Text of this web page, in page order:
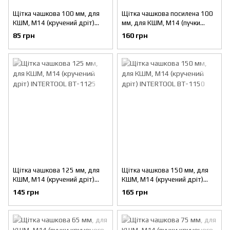
Щітка чашкова 100 мм, для
КШМ, М14 (кручений дріт)
INTERTOOL BT-1100
85 грн
Щітка чашкова посилена 100
мм, для КШМ, М14 (пучки
крученого дроту) INTERTOOL
BT-1101
160 грн
Щітка чашкова 125 мм, для
КШМ, М14 (кручений дріт)
INTERTOOL BT-1125
145 грн
Щітка чашкова 150 мм, для
КШМ, М14 (кручений дріт)
INTERTOOL BT-1150
165 грн